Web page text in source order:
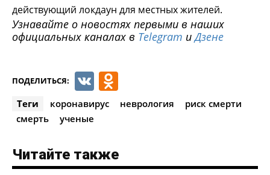
действующий локдаун для местных жителей.
Узнавайте о новостях первыми в наших
официальных каналах в Telegram иДзене
ПОДЕЛИТЬСЯ: VK
Теги коронавирус неврология
риск смерти
смерть
ученые
Читайте также